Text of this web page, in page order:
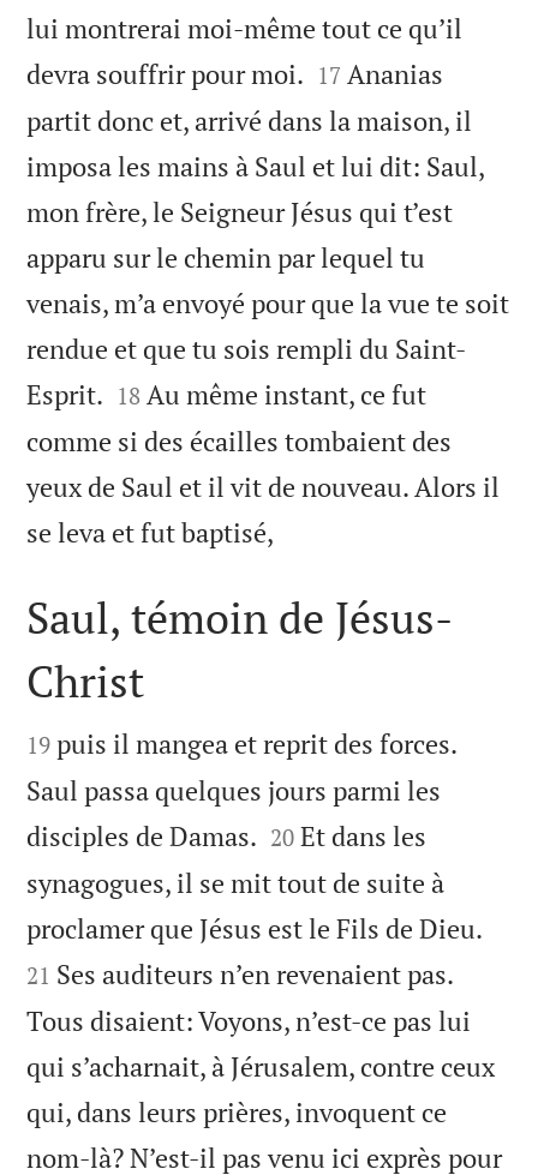
lui montrerai moi-même tout ce qu’il
devra souffrir pour moi. 

17 Ananias
partit donc et, arrivé dans la maison, il
imposa les mains à Saul et lui dit: Saul,
mon frère, le Seigneur Jésus qui t’est
apparu sur le chemin par lequel tu
venais, m’a envoyé pour que la vue te soit
rendue et que tu sois rempli du Saint-
Esprit. 

18 Au même instant, ce fut
comme si des écailles tombaient des
yeux de Saul et il vit de nouveau. Alors il
se leva et fut baptisé,

Saul, témoin de Jésus-
Christ

19 puis il mangea et reprit des forces.
Saul passa quelques jours parmi les
disciples de Damas. 

20 Et dans les
synagogues, il se mit tout de suite à
proclamer que Jésus est le Fils de Dieu.
21 Ses auditeurs n’en revenaient pas.
Tous disaient: Voyons, n’est-ce pas lui
qui s’acharnait, à Jérusalem, contre ceux
qui, dans leurs prières, invoquent ce
nom-là? N’est-il pas venu ici exprès pour